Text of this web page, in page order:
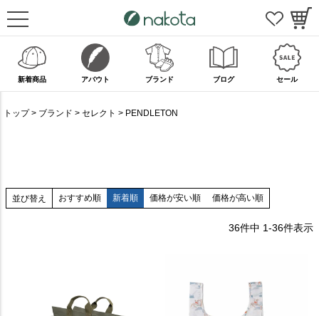
新着商品 アバウト ブランド ブログ セール
トップ ブランド セレクト PENDLETON
並び替え おすすめ順 新着順 価格が安い順 価格が高い順
36件中 1-36件表示